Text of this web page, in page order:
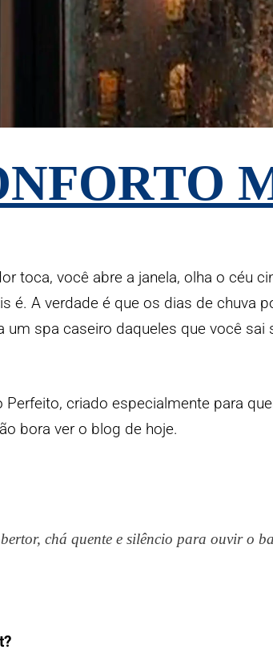
toca, você abre a janela, olha o céu
é. A verdade é que os dias de chuva
um spa caseiro daqueles que você
Perfeito, criado especialmente para
bora ver o blog de hoje.
chá quente e silêncio para ouvir o